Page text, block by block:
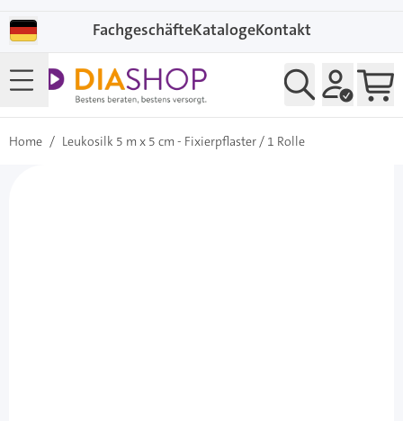
FachgeschäfteKatalogeKontakt
Home / Leukosilk 5 m x 5 cm - Fixierpflaster / 1 Rolle